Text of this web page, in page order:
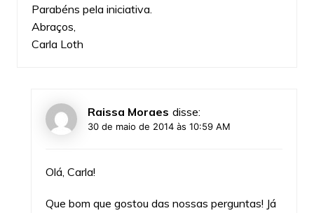
Parabéns pela iniciativa.
Abraços,
Carla Loth
Raissa Moraes disse:
30 de maio de 2014 às 10:59 AM
Olá, Carla!
Que bom que gostou das nossas perguntas! Já